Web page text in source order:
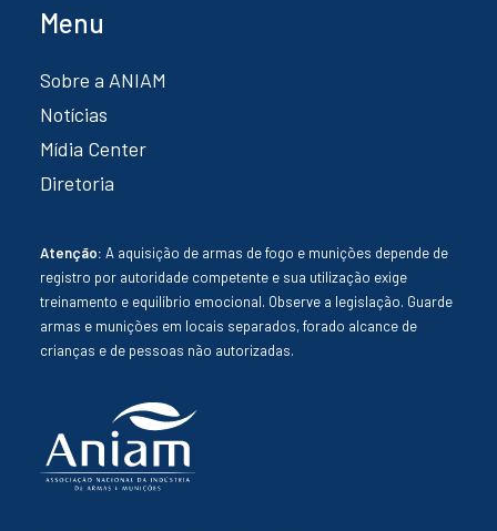
Menu
Sobre a ANIAM
Notícias
Mídia Center
Diretoria
Atenção: A aquisição de armas de fogo e munições depende de
registro por autoridade competente e sua utilização exige
treinamento e equilíbrio emocional. Observe a legislação. Guarde
armas e munições em locais separados, forado alcance de
crianças e de pessoas não autorizadas.